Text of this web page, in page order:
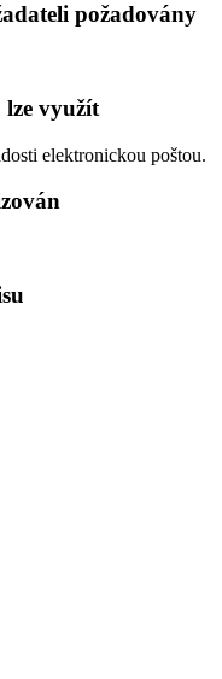
požadovány
využít
elektronickou poštou.